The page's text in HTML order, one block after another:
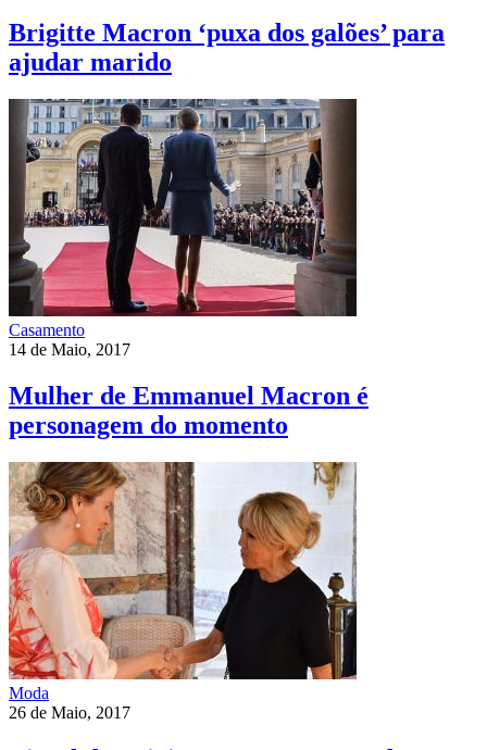
Brigitte Macron ‘puxa dos galões’ para
ajudar marido
Casamento
14 de Maio, 2017
Mulher de Emmanuel Macron é
personagem do momento
Moda
26 de Maio, 2017